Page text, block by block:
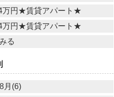
円★賃貸アパート★
円★賃貸アパート★
る
月(6)